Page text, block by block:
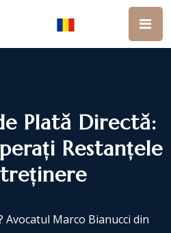
Plată Directă:
Restanțele
Avocatul Marco Bianucci din